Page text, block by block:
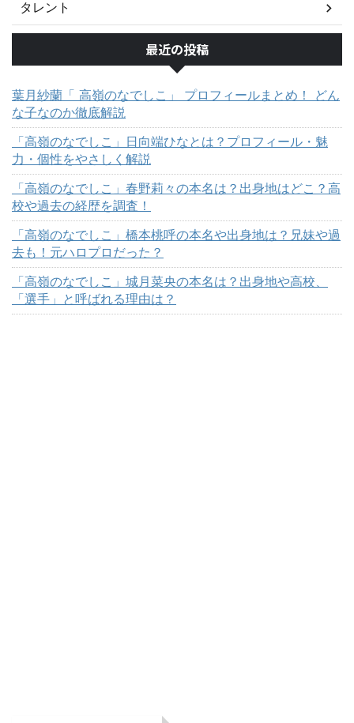
タレント
最近の投稿
葉月紗蘭「 高嶺のなでしこ」 プロフィールまとめ！ どん
な子なのか徹底解説
「高嶺のなでしこ」日向端ひなとは？プロフィール・魅
力・個性をやさしく解説
「高嶺のなでしこ」春野莉々の本名は？出身地はどこ？高
校や過去の経歴を調査！
「高嶺のなでしこ」橋本桃呼の本名や出身地は？兄妹や過
去も！元ハロプロだった？
「高嶺のなでしこ」城月菜央の本名は？出身地や高校、
「選手」と呼ばれる理由は？